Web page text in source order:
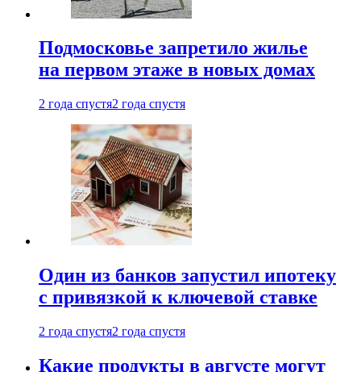
Подмосковье запретило жилье
на первом этаже в новых домах
2 года спустя2 года спустя
Один из банков запустил ипотеку
с привязкой к ключевой ставке
2 года спустя2 года спустя
Какие продукты в августе могут